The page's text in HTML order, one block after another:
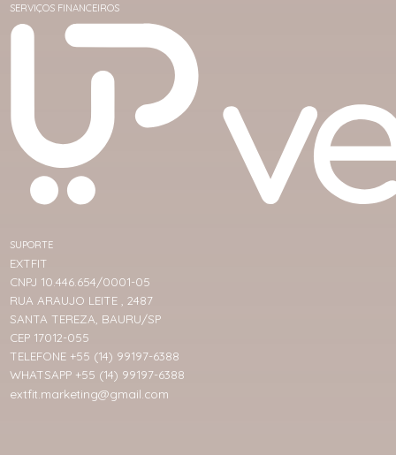
SERVIÇOS FINANCEIROS
SUPORTE
EXTFIT
CNPJ 10.446.654/0001-05
RUA ARAUJO LEITE , 2487
SANTA TEREZA, BAURU/SP
CEP 17012-055
TELEFONE +55 (14) 99197-6388
WHATSAPP +55 (14) 99197-6388
extfit.marketing@gmail.com